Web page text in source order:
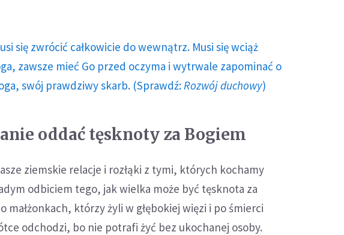
się zwrócić całkowicie do wewnątrz. Musi się wciąż
zawsze mieć Go przed oczyma i wytrwale zapominać o
swój prawdziwy skarb. (Sprawdź: Rozwój duchowy)
oddać tęsknoty za Bogiem
ziemskie relacje i rozłąki z tymi, których kochamy
odbiciem tego, jak wielka może być tęsknota za
małżonkach, którzy żyli w głębokiej więzi i po śmierci
odchodzi, bo nie potrafi żyć bez ukochanej osoby.